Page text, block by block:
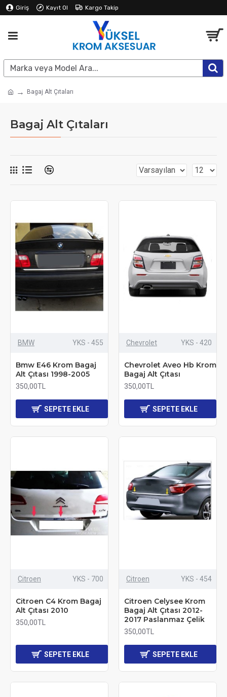
Giriş Kayıt Ol Kargo Takip
Bagaj Alt Çıtaları
Bagaj Alt Çıtaları
BMW YKS - 455
Bmw E46 Krom Bagaj
Alt Çıtası 1998-2005
350,00TL
SEPETE EKLE
Chevrolet YKS - 420
Chevrolet Aveo Hb Krom
Bagaj Alt Çıtası
350,00TL
SEPETE EKLE
Citroen YKS - 700
Citroen C4 Krom Bagaj
Alt Çıtası 2010
350,00TL
SEPETE EKLE
Citroen YKS - 454
Citroen Celysee Krom
Bagaj Alt Çıtası 2012-
2017 Paslanmaz Çelik
350,00TL
SEPETE EKLE